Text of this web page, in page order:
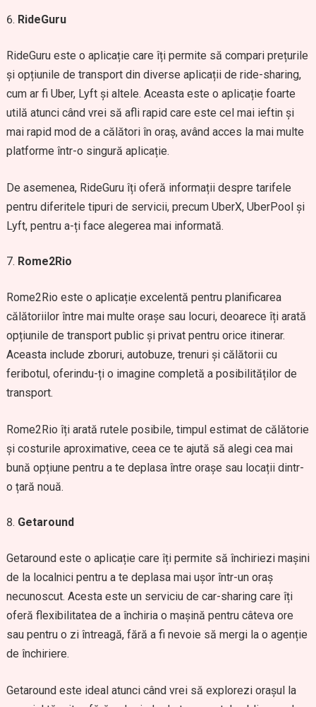
RideGuru
RideGuru este o aplicație care îți permite să compari prețurile
și opțiunile de transport din diverse aplicații de ride-sharing,
cum ar fi Uber, Lyft și altele. Aceasta este o aplicație foarte
utilă atunci când vrei să afli rapid care este cel mai ieftin și
mai rapid mod de a călători în oraș, având acces la mai multe
platforme într-o singură aplicație.
De asemenea, RideGuru îți oferă informații despre tarifele
pentru diferitele tipuri de servicii, precum UberX, UberPool și
Lyft, pentru a-ți face alegerea mai informată.
Rome2Rio
Rome2Rio este o aplicație excelentă pentru planificarea
călătoriilor între mai multe orașe sau locuri, deoarece îți arată
opțiunile de transport public și privat pentru orice itinerar.
Aceasta include zboruri, autobuze, trenuri și călătorii cu
feribotul, oferindu-ți o imagine completă a posibilităților de
transport.
Rome2Rio îți arată rutele posibile, timpul estimat de călătorie
și costurile aproximative, ceea ce te ajută să alegi cea mai
bună opțiune pentru a te deplasa între orașe sau locații dintr-
o țară nouă.
Getaround
Getaround este o aplicație care îți permite să închiriezi mașini
de la localnici pentru a te deplasa mai ușor într-un oraș
necunoscut. Acesta este un serviciu de car-sharing care îți
oferă flexibilitatea de a închiria o mașină pentru câteva ore
sau pentru o zi întreagă, fără a fi nevoie să mergi la o agenție
de închiriere.
Getaround este ideal atunci când vrei să explorezi orașul la